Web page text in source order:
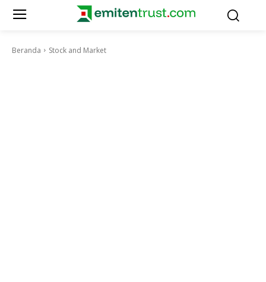
Beranda Stock and Market